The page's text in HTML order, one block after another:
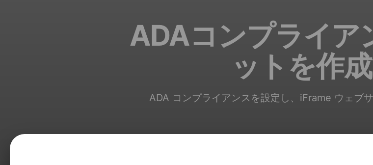
ADAコンプライア
ットを作
ADA コンプライアンスを設定し、iFrame ウェブ